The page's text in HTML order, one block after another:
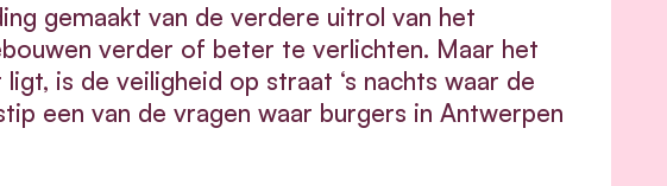
gemaakt van de verdere uitrol van het
verder of beter te verlichten. Maar het
is de veiligheid op straat ‘s nachts waar de
een van de vragen waar burgers in Antwerpen